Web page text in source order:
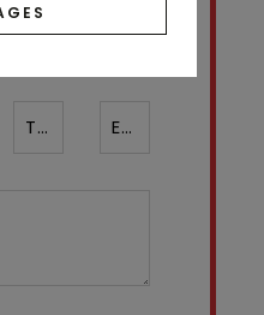
Téléphone ¹* Email*